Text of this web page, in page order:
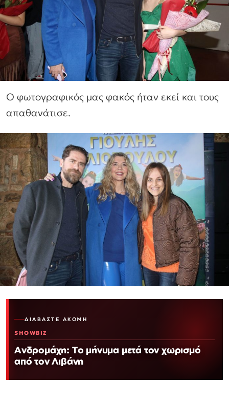
Ο φωτογραφικός μας φακός ήταν εκεί και τους
απαθανάτισε.
ΔΙΑΒΆΣΤΕ ΑΚΌΜΗ
SHOWBIZ
Ανδρομάχη: Το μήνυμα μετά τον χωρισμό
από τον Λιβάνη